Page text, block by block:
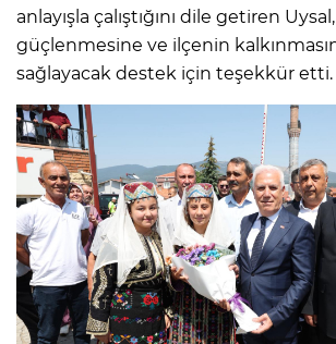
anlayışla çalıştığını dile getiren
güçlenmesine ve ilçenin
sağlayacak destek için teşekkür etti.